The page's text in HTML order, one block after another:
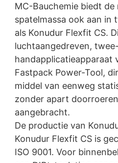
MC-Bauchemie biedt
spatelmassa ook aan in
als Konudur Flexfit CS.
luchtaangedreven,
handapplicatieapparaat
Fastpack Power-Tool,
middel van eenweg
zonder apart
aangebracht.
De productie van
Konudur Flexfit CS is
ISO 9001. Voor
doorgegeven welke van onze
Wanneer u in uw YouTube-
u YouTube in staat om uw
door u uit uw YouTube-
gebruik van YouTube gebeurt
aantrekkelijke weergave van
geeft een rechtmatig belang
Art. 6 lid 1 lit. f AVG.
Meer informatie over de
gebruikersgegevens treft u
betreffende
https://www.google.de/intl/
In het kader van YouTube
persoonsgegevens.